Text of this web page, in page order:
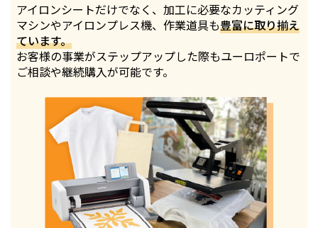
アイロンシートだけでなく、加工に必要なカッティング
マシンやアイロンプレス機、作業道具も豊富に取り揃え
ています。
お客様の事業がステップアップした際もユーロポートで
ご相談や継続購入が可能です。